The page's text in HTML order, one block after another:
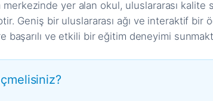
yer alan okul, uluslararası kalite
Geniş bir uluslararası ağı ve interaktif bir
başarılı ve etkili bir eğitim deneyimi